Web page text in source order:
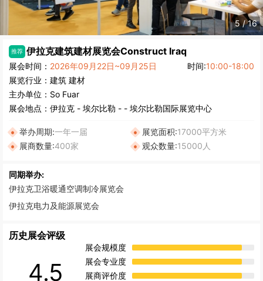
5/16
推荐 伊拉克建筑建材展览会Construct Iraq
展会时间： 2026年09月22日~09月25日 时间:10:00-18:00
展览行业： 建筑 建材
主办单位： So Fuar
展会地点： 伊拉克 - 埃尔比勒 - - 埃尔比勒国际展览中心
举办周期:一年一届 展览面积:17000平方米
展商数量:400家 观众数量:15000人
同期举办:
伊拉克卫浴暖通空调制冷展览会
伊拉克电力及能源展览会
历史展会评级
4.5
展会规模度
展会专业度
展商评价度